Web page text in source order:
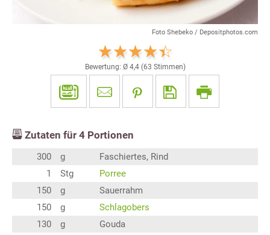
Foto Shebeko / Depositphotos.com
Bewertung: Ø 4,4(63 Stimmen)
Zutaten für 4 Portionen
300 g
Faschiertes, Rind
1
Stg
Porree
150
g
Sauerrahm
150
g
Schlagobers
130
g
Gouda